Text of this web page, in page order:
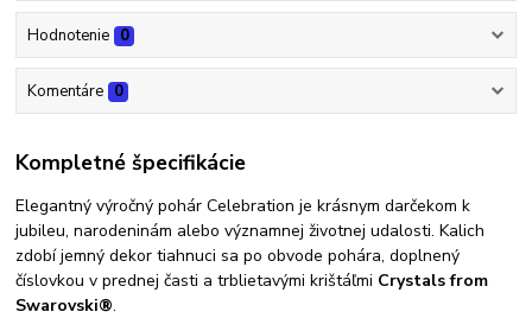
Hodnotenie 0
Komentáre 0
Kompletné špecifikácie
Elegantný výročný pohár Celebration je krásnym darčekom k
jubileu, narodeninám alebo významnej životnej udalosti. Kalich
zdobí jemný dekor tiahnuci sa po obvode pohára, doplnený
číslovkou v prednej časti a trblietavými krištáľmi Crystals from
Swarovski®.